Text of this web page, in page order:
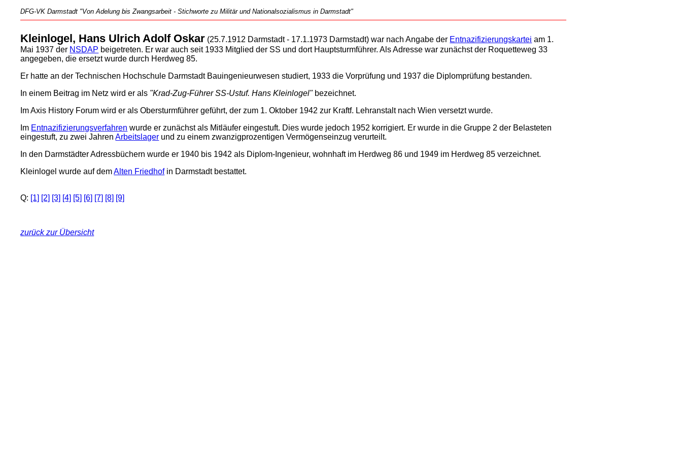
DFG-VK Darmstadt "Von Adelung bis Zwangsarbeit - Stichworte zu Militär und Nationalsozialismus in Darmstadt"
Kleinlogel, Hans Ulrich Adolf Oskar (25.7.1912 Darmstadt - 17.1.1973 Darmstadt) war nach Angabe der Entnazifizierungskartei am 1.
Mai 1937 der NSDAP beigetreten. Er war auch seit 1933 Mitglied der SS und dort Hauptsturmführer. Als Adresse war zunächst der Roquetteweg 33
angegeben, die ersetzt wurde durch Herdweg 85.
Er hatte an der Technischen Hochschule Darmstadt Bauingenieurwesen studiert, 1933 die Vorprüfung und 1937 die Diplomprüfung bestanden.
In einem Beitrag im Netz wird er als "Krad-Zug-Führer SS-Ustuf. Hans Kleinlogel"bezeichnet.
Im Axis History Forum wird er als Obersturmführer geführt, der zum 1. Oktober 1942 zur Kraftf. Lehranstalt nach Wien versetzt wurde.
Im Entnazifizierungsverfahren wurde er zunächst als Mitläufer eingestuft. Dies wurde jedoch 1952 korrigiert. Er wurde in die Gruppe 2 der Belasteten
eingestuft, zu zwei JahrenArbeitslager und zu einem zwanzigprozentigen Vermögenseinzug verurteilt.
In den Darmstädter Adressbüchern wurde er 1940 bis 1942 als Diplom-Ingenieur, wohnhaft im Herdweg 86 und 1949 im Herdweg 85 verzeichnet.
Kleinlogel wurde auf demAlten Friedhofin Darmstadt bestattet.
Q: [1] [2] [3] [4] [5] [6] [7] [8] [9]
zurück zur Übersicht